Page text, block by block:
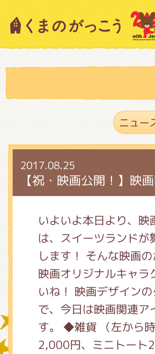
2017.08.25
【祝・映画公開！】映
いよいよ本日より、
は、スイーツランド
します！ そんな映画
映画オリジナルキャ
いね！ 映画デザイン
で、今日は映画関連
す。 ◆雑貨 （左から
2,000円、ミニトート
キャラクター紹介
スタッフブログ
絵本・作家紹介
ショップインフォ
グッズインフォメ
ミュージカル・コ